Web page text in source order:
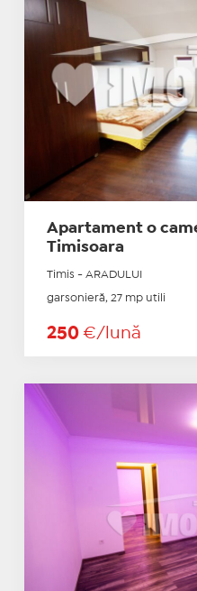
Apartament o
Timisoara
Timis - ARADULUI
garsonieră, 27 mp utili
250 €/lună